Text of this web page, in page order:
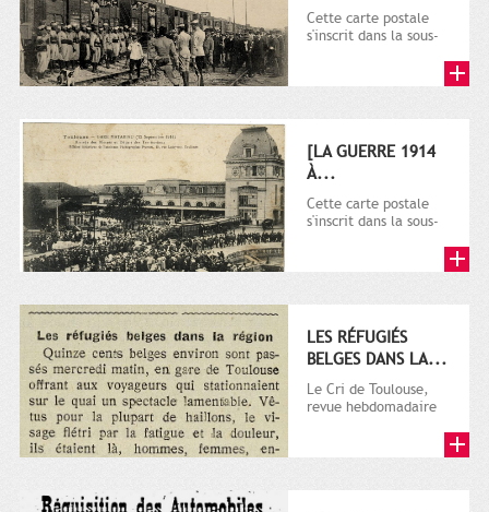
Cette carte postale
s'inscrit dans la sous-
plusieurs milliers de...
[LA GUERRE 1914
À...
Cette carte postale
s'inscrit dans la sous-
plusieurs milliers de...
LES RÉFUGIÉS
BELGES DANS LA...
Le Cri de Toulouse,
revue hebdomadaire
puis...